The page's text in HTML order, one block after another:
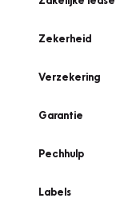
Zekerheid
Verzekering
Garantie
Pechhulp
Labels